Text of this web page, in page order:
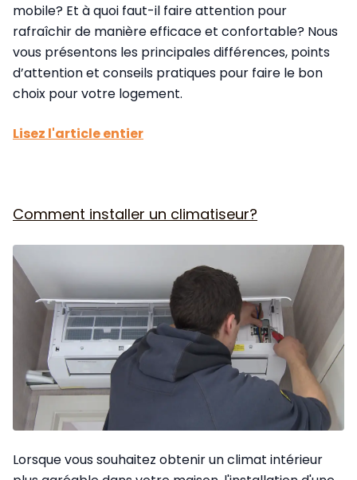
mobile? Et à quoi faut-il faire attention pour
rafraîchir de manière efficace et confortable? Nous
vous présentons les principales différences, points
d’attention et conseils pratiques pour faire le bon
choix pour votre logement.
Lisez l'article entier
Comment installer un climatiseur?
Lorsque vous souhaitez obtenir un climat intérieur